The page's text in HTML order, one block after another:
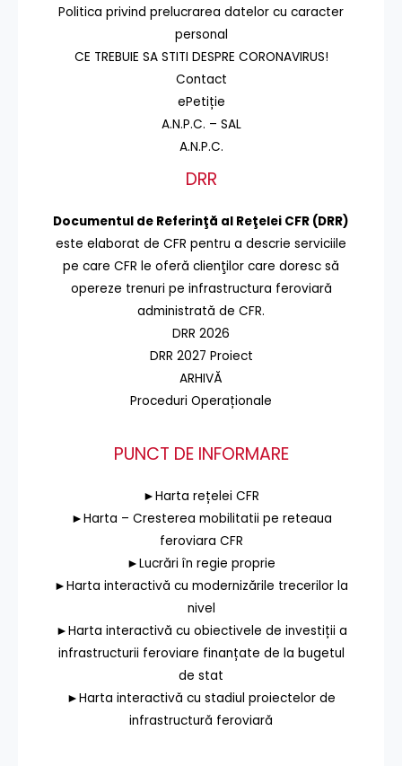
Politica privind prelucrarea datelor cu caracter
personal
CE TREBUIE SA STITI DESPRE CORONAVIRUS!
Contact
ePetiție
A.N.P.C. – SAL
A.N.P.C.
DRR
Documentul de Referinţă al Reţelei CFR (DRR)
este elaborat de CFR pentru a descrie serviciile
pe care CFR le oferă clienţilor care doresc să
opereze trenuri pe infrastructura feroviară
administrată de CFR.
DRR 2026
DRR 2027 Proiect
ARHIVĂ
Proceduri Operaționale
PUNCT DE INFORMARE
►Harta rețelei CFR
►Harta – Cresterea mobilitatii pe reteaua
feroviara CFR
►Lucrări în regie proprie
►Harta interactivă cu modernizările trecerilor la
nivel
►Harta interactivă cu obiectivele de investiții a
infrastructurii feroviare finanțate de la bugetul
de stat
►Harta interactivă cu stadiul proiectelor de
infrastructură feroviară